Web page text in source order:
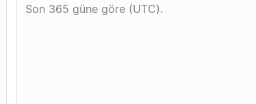
Son 365 güne göre (UTC).